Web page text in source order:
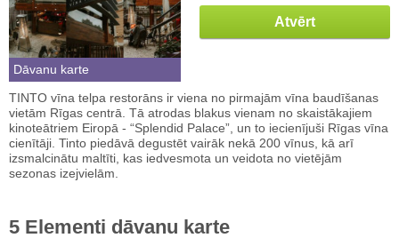
Dāvanu karte
Atvērt
TINTO vīna telpa restorāns ir viena no pirmajām vīna baudīšanas
vietām Rīgas centrā. Tā atrodas blakus vienam no skaistākajiem
kinoteātriem Eiropā - “Splendid Palace”, un to iecienījuši Rīgas vīna
cienītāji. Tinto piedāvā degustēt vairāk nekā 200 vīnus, kā arī
izsmalcinātu maltīti, kas iedvesmota un veidota no vietējām
sezonas izejvielām.
5 Elementi dāvanu karte